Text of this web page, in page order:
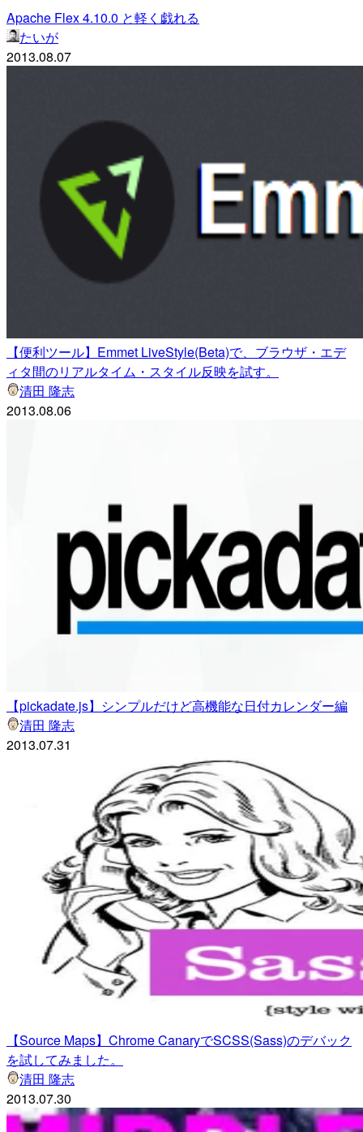
Apache Flex 4.10.0 と軽く戯れる
たいが
2013.08.07
【便利ツール】Emmet LiveStyle(Beta)で、ブラウザ・エデ
ィタ間のリアルタイム・スタイル反映を試す。
清田 隆志
2013.08.06
【pickadate.js】シンプルだけど高機能な日付カレンダー編
清田 隆志
2013.07.31
【Source Maps】Chrome CanaryでSCSS(Sass)のデバック
を試してみました。
清田 隆志
2013.07.30